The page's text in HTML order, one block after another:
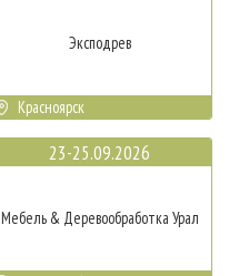
Эксподрев
Красноярск
23-25.09.2026
Мебель & Деревообработка Урал